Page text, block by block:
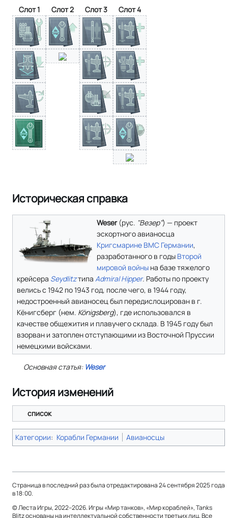
Слот 1 Слот 2 Слот 3 Слот 4
Историческая справка
Weser(рус. "Везер") — проект
эскортного авианосца
Кригсмарине ВМС Германии,
разработанного в годы Второй
мировой войны на базе тяжелого
крейсера Seydlitzтипа Admiral Hipper. Работы по проекту
велись с 1942 по 1943 год, после чего, в 1944 году,
недостроенный авианосец был передислоцирован в г.
Кёнигсберг (нем. Königsberg), где использовался в
качестве общежития и плавучего склада. В 1945 году был
взорван и затоплен отступающими из Восточной Пруссии
немецкими войсками.
Основная статья: Weser
История изменений
список
Категории: Корабли Германии Авианосцы
Страница в последний раз была отредактирована 24 сентября 2025 года
в 18:00.
© Леста Игры, 2022–2026. Игры «Мир танков», «Мир кораблей», Tanks
Blitz основаны на интеллектуальной собственности третьих лиц. Все